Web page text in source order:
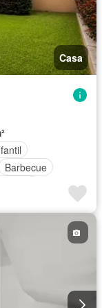
Casa
Barbecue